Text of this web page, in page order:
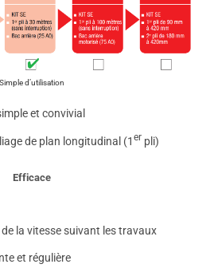
Simple d’utilisation
et convivial
de plan longitudinal (1 er pli)
Efficace
la vitesse suivant les travaux
et régulière